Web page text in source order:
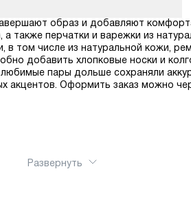
образ и добавляют
также перчатки и варежки из
том числе из натуральной кожи,
добавить хлопковые носки и
пары дольше сохраняли
Оформить заказ можно
Развернуть